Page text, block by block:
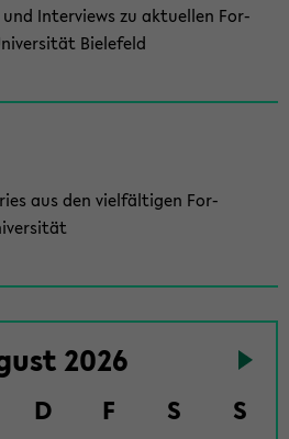
In­ter­views zu ak­tu­el­len For­
Bie­le­feld
aus den viel­fäl­ti­gen For­
2026
D F S
S